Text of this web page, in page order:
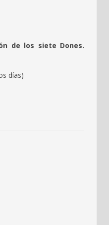
de los siete Dones.
días)